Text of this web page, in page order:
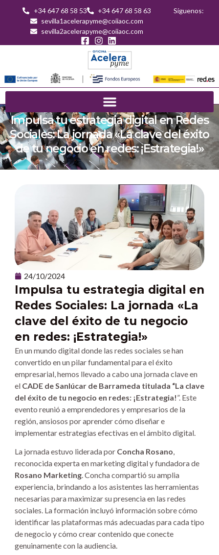
+34 647 68 58 53
+34 647 68 58 63
sevilla1acelerapyme@coiiaoc.com
sevilla2acelerapyme@coiiaoc.com
Síguenos:
Impulsa tu estrategia digital en Redes
Sociales: La jornada «La clave del éxito
de tu negocio en redes: ¡Estrategia!»
24/10/2024
Impulsa tu estrategia digital en
Redes Sociales: La jornada «La
clave del éxito de tu negocio
en redes: ¡Estrategia!»
En un mundo digital donde las redes sociales se han
convertido en un pilar fundamental para el éxito
empresarial, hemos llevado a cabo una jornada clave en
el CADE de Sanlúcar de Barrameda titulada “La clave
del éxito de tu negocio en redes: ¡Estrategia!”. Este
evento reunió a emprendedores y empresarios de la
región, ansiosos por aprender cómo diseñar e
implementar estrategias efectivas en el ámbito digital.
La jornada estuvo liderada por Concha Rosano,
reconocida experta en marketing digital y fundadora de
Rosano Marketing. Concha compartió su amplia
experiencia, brindando a los asistentes las herramientas
necesarias para maximizar su presencia en las redes
sociales. La formación incluyó información sobre cómo
identificar las plataformas más adecuadas para cada tipo
de negocio y cómo crear contenido que conecte
genuinamente con la audiencia.